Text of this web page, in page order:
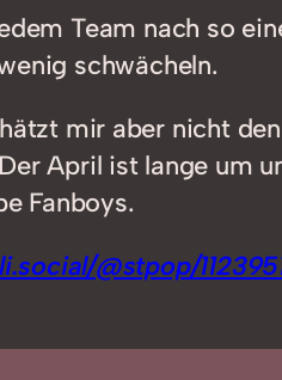
Team nach so
schwächeln.
mir aber nicht
April ist lange um
Fanboys.
@stpop/